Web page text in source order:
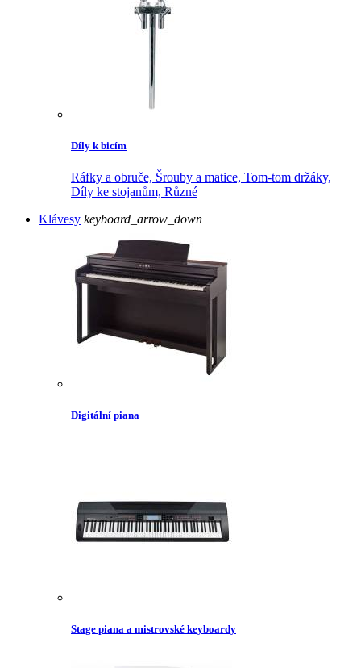
Díly k bicím
Ráfky a obruče, Šrouby a matice, Tom-tom držáky,
Díly ke stojanům, Různé
Klávesy keyboard_arrow_down
Digitální piana
Stage piana a mistrovské keyboardy